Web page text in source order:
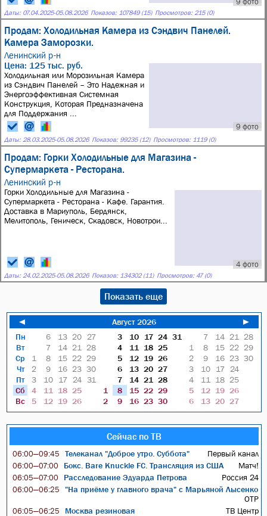
Даты: 07.04.2025-05.08.2026 Показов: 107849 (15) Просмотров: 215 (0)
Продам: Холодильная Камера из Сэндвич Панелей.
Камера Заморозки.
Ленинский р-н
9 фото
Цена: 125 тыс. руб.
Холодильная или Морозильная Камера
из Сэндвич Панелей – Это Надежная и
Энергоэффективная Системная
Конструкция, Которая Предназначена
для Поддержания ...
Даты: 28.03.2025-05.08.2026 Показов: 99235 (12) Просмотров: 1119 (0)
Продам: Горки Холодильные для Магазина -
Супермаркета - Ресторана.
Ленинский р-н
4 фото
Горки Холодильные для Магазина -
Супермаркета - Ресторана - Кафе. Гарантия.
Доставка в Мариуполь, Бердянск,
Мелитополь, Геническ, Скадовск, Новотрои...
Даты: 24.02.2025-05.08.2026 Показов: 134302 (11) Просмотров: 47 (0)
Показать еще
◄ Август 2026
►
Пн
Вт
Ср
Чт
Пт
Сб
Вс
6 13 20
27
7
14 21
28
1
8 15 22 29
2
9 16 23 30
3
10 17 24 31
4
11 18 25
5
12 19 26
3 10 17 24 31
4
11 18 25
5
12 19 26
6
13 20 27
7
14 21
28
1
8 15 22 29
2
9 16 23 30
7 14 21
28
1
8 15 22 29
2
9 16 23 30
3
10 17
24
4
11 18 25
5
12 19 26
6
13 20 27
Сейчас по ТВ
06:00—09:45 Телеканал "Доброе утро. Суббота" Первый канал
06:00—07:00 Бокс. Bare Knuckle FC. Трансляция из США Матч!
06:05—07:00 Расследование Эдуарда Петрова Россия 24
06:00—06:25
"На приёме у главного врача" с Марьяной Лысенко
ОТР
06:05—06:25 Москва резиновая ТВ Центр